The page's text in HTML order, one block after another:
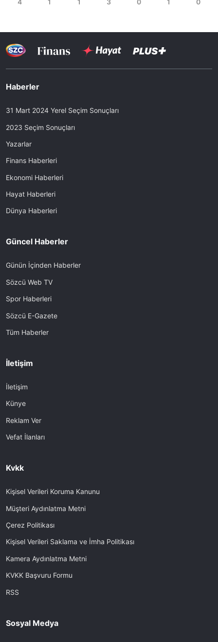
Haberler
31 Mart 2024 Yerel Seçim Sonuçları
2023 Seçim Sonuçları
Yazarlar
Finans Haberleri
Ekonomi Haberleri
Hayat Haberleri
Dünya Haberleri
Güncel Haberler
Günün İçinden Haberler
Sözcü Web TV
Spor Haberleri
Sözcü E-Gazete
Tüm Haberler
İletişim
İletişim
Künye
Reklam Ver
Vefat İlanları
Kvkk
Kişisel Verileri Koruma Kanunu
Müşteri Aydınlatma Metni
Çerez Politikası
Kişisel Verileri Saklama ve İmha Politikası
Kamera Aydınlatma Metni
KVKK Başvuru Formu
RSS
Sosyal Medya